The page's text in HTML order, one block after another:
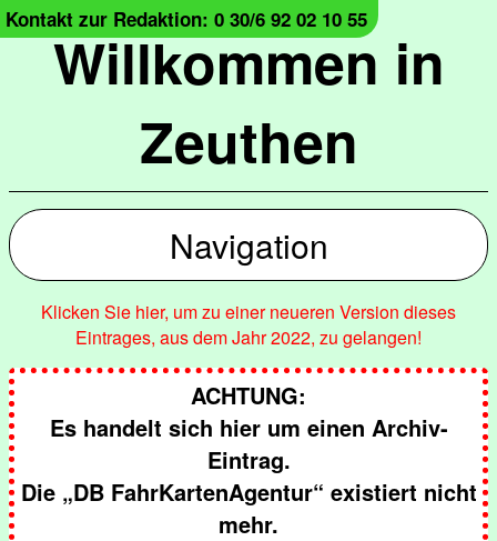
Willkommen in
Zeuthen
Kontakt zur Redaktion: 0 30/6 92 02 10 55
Navigation
Klicken Sie hier, um zu einer neueren Version dieses
Eintrages, aus dem Jahr 2022, zu gelangen!
ACHTUNG:
Es handelt sich hier um einen Archiv-
Eintrag.
Die „DB FahrKartenAgentur“ existiert nicht
mehr.